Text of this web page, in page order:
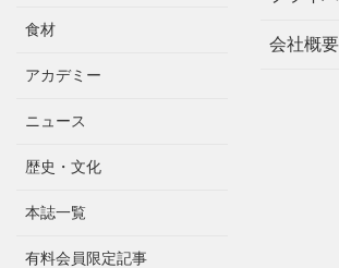
食材
アカデミー
ニュース
歴史・文化
本誌一覧
有料会員限定記事
会社概要